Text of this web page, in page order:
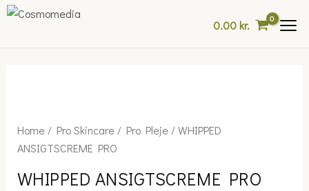
Skip
0.00kr.
Home/ Pro Skincare/ Pro Pleje/ WHIPPED
ANSIGTSCREME PRO
WHIPPED ANSIGTSCREME PRO
WHIPPED
ANSIGTSCREME
quantity